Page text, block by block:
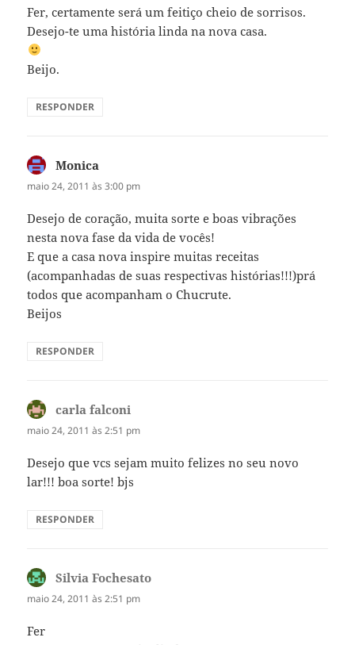
Fer, certamente será um feitiço cheio de sorrisos.
Desejo-te uma história linda na nova casa.
Beijo.
RESPONDER
Monica
maio 24, 2011 às 3:00 pm
Desejo de coração, muita sorte e boas vibrações
nesta nova fase da vida de vocês!
E que a casa nova inspire muitas receitas
(acompanhadas de suas respectivas histórias!!!)prá
todos que acompanham o Chucrute.
Beijos
RESPONDER
carla falconi
maio 24, 2011 às 2:51 pm
Desejo que vcs sejam muito felizes no seu novo
lar!!! boa sorte! bjs
RESPONDER
Silvia Fochesato
maio 24, 2011 às 2:51 pm
Fer